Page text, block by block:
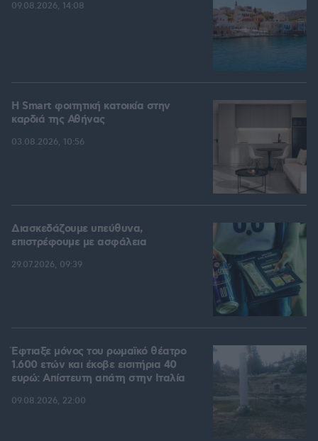
09.08.2026, 14:08
Η Smart φοιτητική κατοικία στην
καρδιά της Αθήνας
03.08.2026, 10:56
Διασκεδάζουμε υπεύθυνα,
επιστρέφουμε με ασφάλεια
29.07.2026, 09:39
Έφτιαξε μόνος του ρωμαϊκό θέατρο
1.600 ετών και έκοβε εισιτήρια 40
ευρώ: Απίστευτη απάτη στην Ιταλία
09.08.2026, 22:00